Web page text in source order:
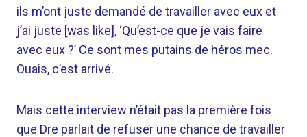
ils m’ont juste demandé de travailler avec eux et
j’ai juste [was like], ‘Qu’est-ce que je vais faire
avec eux ?’ Ce sont mes putains de héros mec.
Ouais, c’est arrivé.
Mais cette interview n’était pas la première fois
que Dre parlait de refuser une chance de travailler